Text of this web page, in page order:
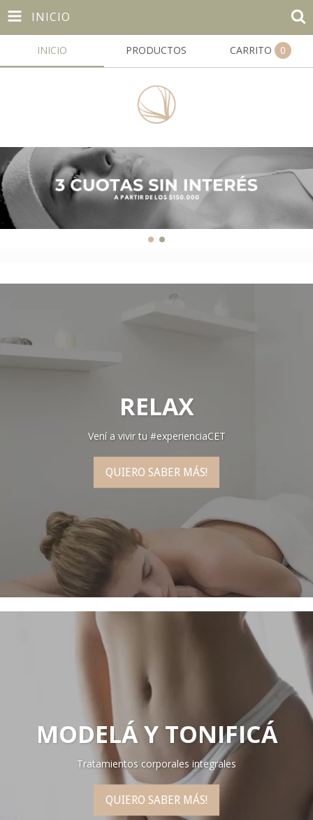
INICIO
INICIO PRODUCTOS CARRITO 0
RELAX
Vení a vivir tu #experienciaCET
QUIERO SABER MÁS!
MODELÁ Y TONIFICÁ
Tratamientos corporales integrales
QUIERO SABER MÁS!